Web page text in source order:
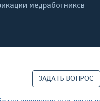
медработников
ЗАДАТЬ ВОПРОС